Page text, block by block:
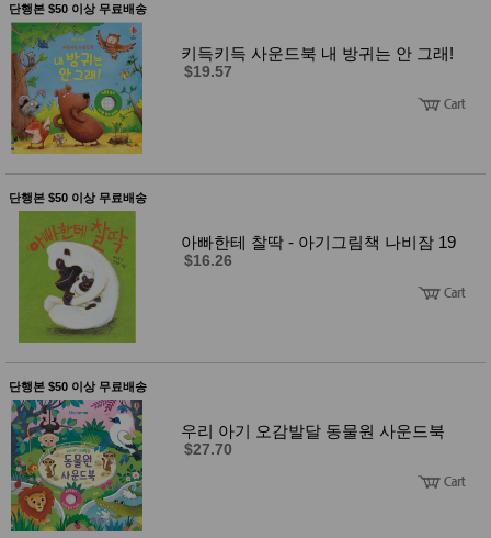
드
보관용
기
조리용
품
주방소
품
식
품
즉석가
면류
양념/소
스/가루
건조식
농산품
아
놀이방
매트
DVD
유아 보
드(칠
판)
조형물
DIY
유아 이
유식
아기띠/
외출용
단행본 $50 이상 무료배송
키득키득 사운드북 내 방귀는 안 그래!
$19.57
단행본 $50 이상 무료배송
아빠한테 찰딱 - 아기그림책 나비잠 19
$16.26
단행본 $50 이상 무료배송
우리 아기 오감발달 동물원 사운드북
$27.70